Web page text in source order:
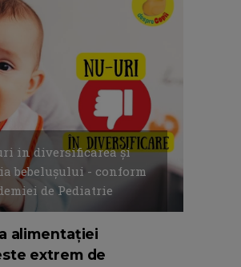
in diversificarea și
bebelușului - conform
de Pediatrie
alimentației
extrem de